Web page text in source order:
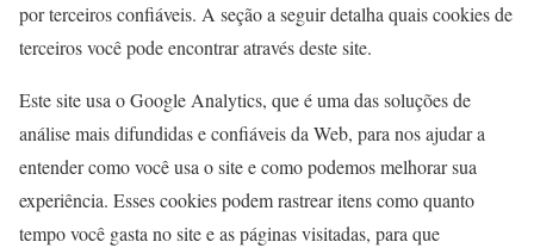
por terceiros confiáveis. A seção a seguir detalha quais cookies de
terceiros você pode encontrar através deste site.
Este site usa o Google Analytics, que é uma das soluções de
análise mais difundidas e confiáveis ​​da Web, para nos ajudar a
entender como você usa o site e como podemos melhorar sua
experiência. Esses cookies podem rastrear itens como quanto
tempo você gasta no site e as páginas visitadas, para que